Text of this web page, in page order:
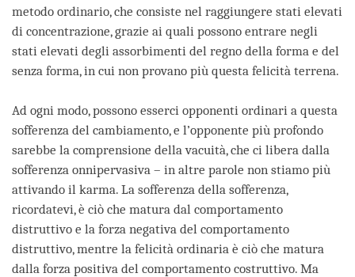
metodo ordinario, che consiste nel raggiungere stati elevati
di concentrazione, grazie ai quali possono entrare negli
stati elevati degli assorbimenti del regno della forma e del
senza forma, in cui non provano più questa felicità terrena.
Ad ogni modo, possono esserci opponenti ordinari a questa
sofferenza del cambiamento, e l’opponente più profondo
sarebbe la comprensione della vacuità, che ci libera dalla
sofferenza onnipervasiva – in altre parole non stiamo più
attivando il karma. La sofferenza della sofferenza,
ricordatevi, è ciò che matura dal comportamento
distruttivo e la forza negativa del comportamento
distruttivo, mentre la felicità ordinaria è ciò che matura
dalla forza positiva del comportamento costruttivo. Ma